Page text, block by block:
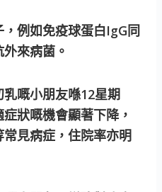
例如免疫球蛋白IgG同
來病菌。
嘅小朋友喺12星期
狀嘅機會顯著下降，
見病症，住院率亦明